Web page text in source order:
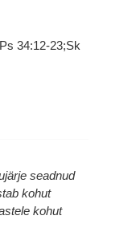
34:12-23;Sk
seadnud
kohut
kohut